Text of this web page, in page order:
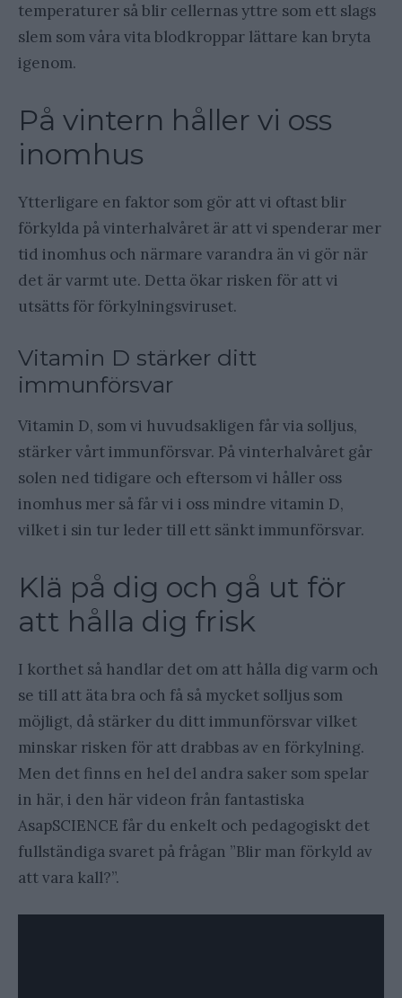
temperaturer så blir cellernas yttre som ett slags
slem som våra vita blodkroppar lättare kan bryta
igenom.
På vintern håller vi oss
inomhus
Ytterligare en faktor som gör att vi oftast blir
förkylda på vinterhalvåret är att vi spenderar mer
tid inomhus och närmare varandra än vi gör när
det är varmt ute. Detta ökar risken för att vi
utsätts för förkylningsviruset.
Vitamin D stärker ditt
immunförsvar
Vitamin D, som vi huvudsakligen får via solljus,
stärker vårt immunförsvar. På vinterhalvåret går
solen ned tidigare och eftersom vi håller oss
inomhus mer så får vi i oss mindre vitamin D,
vilket i sin tur leder till ett sänkt immunförsvar.
Klä på dig och gå ut för
att hålla dig frisk
I korthet så handlar det om att hålla dig varm och
se till att äta bra och få så mycket solljus som
möjligt, då stärker du ditt immunförsvar vilket
minskar risken för att drabbas av en förkylning.
Men det finns en hel del andra saker som spelar
in här, i den här videon från fantastiska
AsapSCIENCE får du enkelt och pedagogiskt det
fullständiga svaret på frågan ”Blir man förkyld av
att vara kall?”.